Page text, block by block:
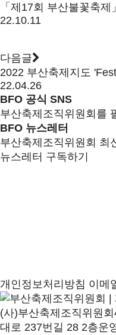
「제17회 부산불꽃축
22.10.11
다음글
2022 부산축제지도
22.04.26
BFO 공식 SNS
부산축제조직위원회를
BFO 뉴스레터
부산축제조직위원회 최
뉴스레터 구독하기
개인정보처리방침 이메
(사)부산축제조직위원회
대로 237번길 28 2층운